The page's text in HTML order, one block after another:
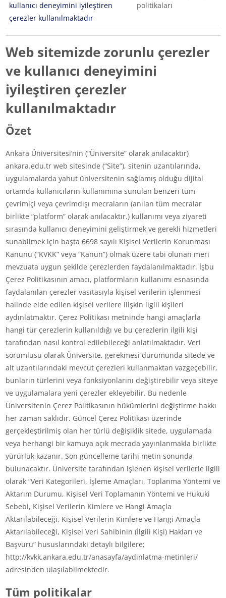
kullanıcı deneyimini iyileştiren
çerezler kullanılmaktadır
politikaları
Web sitemizde zorunlu çerezler
ve kullanıcı deneyimini
iyileştiren çerezler
kullanılmaktadır
Özet
Ankara Üniversitesi’nin (“Üniversite” olarak anılacaktır)
ankara.edu.tr web sitesinde (“Site”), sitenin uzantılarında,
uygulamalarda yahut üniversitenin sağlamış olduğu dijital
ortamda kullanıcıların kullanımına sunulan benzeri tüm
çevrimiçi veya çevrimdışı mecraların (anılan tüm mecralar
birlikte “platform” olarak anılacaktır.) kullanımı veya ziyareti
sırasında kullanıcı deneyimini geliştirmek ve gerekli hizmetleri
sunabilmek için başta 6698 sayılı Kişisel Verilerin Korunması
Kanunu (“KVKK” veya “Kanun”) olmak üzere tabi olunan meri
mevzuata uygun şekilde çerezlerden faydalanılmaktadır. İşbu
Çerez Politikasının amacı, platformların kullanımı esnasında
faydalanılan çerezler vasıtasıyla kişisel verilerin işlenmesi
halinde elde edilen kişisel verilere ilişkin ilgili kişileri
aydınlatmaktır. Çerez Politikası metninde hangi amaçlarla
hangi tür çerezlerin kullanıldığı ve bu çerezlerin ilgili kişi
tarafından nasıl kontrol edilebileceği anlatılmaktadır. Veri
sorumlusu olarak Üniversite, gerekmesi durumunda sitede ve
alt uzantılarındaki mevcut çerezleri kullanmaktan vazgeçebilir,
bunların türlerini veya fonksiyonlarını değiştirebilir veya siteye
ve uygulamalara yeni çerezler ekleyebilir. Bu nedenle
Üniversitenin Çerez Politikasının hükümlerini değiştirme hakkı
her zaman saklıdır. Güncel Çerez Politikası üzerinde
gerçekleştirilmiş olan her türlü değişiklik sitede, uygulamada
veya herhangi bir kamuya açık mecrada yayınlanmakla birlikte
yürürlük kazanır. Son güncelleme tarihi metin sonunda
bulunacaktır. Üniversite tarafından işlenen kişisel verilerle ilgili
olarak “Veri Kategorileri, İşleme Amaçları, Toplanma Yöntemi ve
Aktarım Durumu, Kişisel Veri Toplamanın Yöntemi ve Hukuki
Sebebi, Kişisel Verilerin Kimlere ve Hangi Amaçla
Aktarılabileceği, Kişisel Verilerin Kimlere ve Hangi Amaçla
Aktarılabileceği, Kişisel Veri Sahibinin (İlgili Kişi) Hakları ve
Başvuru” hususlarındaki detaylı bilgilere;
http://kvkk.ankara.edu.tr/anasayfa/aydinlatma-metinleri/
adresinden ulaşılabilmektedir.
Tüm politikalar